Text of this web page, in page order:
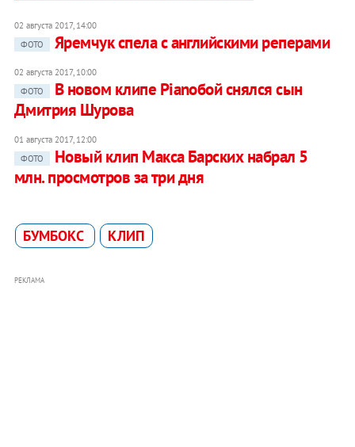
02 августа 2017, 14:00
ФОТО
Яремчук спела с английскими реперами
02 августа 2017, 10:00
ФОТО
В новом клипе Pianoбой снялся сын
Дмитрия Шурова
01 августа 2017, 12:00
ФОТО
Новый клип Макса Барских набрал 5
млн. просмотров за три дня
БУМБОКС КЛИП
РЕКЛАМА